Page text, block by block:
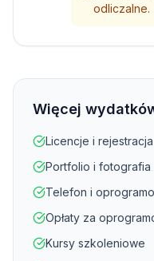
odliczalne.
Więcej
Licencje i rejestracja
Portfolio i fotografia
Telefon i
Opłaty za
Kursy szkoleniowe